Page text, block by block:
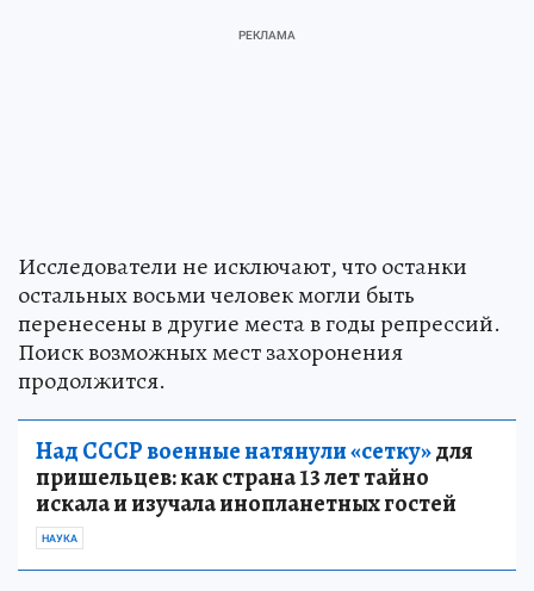
Исследователи не исключают, что останки
остальных восьми человек могли быть
перенесены в другие места в годы репрессий.
Поиск возможных мест захоронения
продолжится.
Над СССР военные натянули «сетку»для
пришельцев: как страна 13 лет тайно
искала и изучала инопланетных гостей
НАУКА